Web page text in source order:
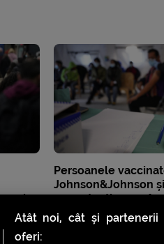
Persoanele
Johnson&Johnson
au protecție zero
Omicron, arată un
Atât noi, cât și
oferi: